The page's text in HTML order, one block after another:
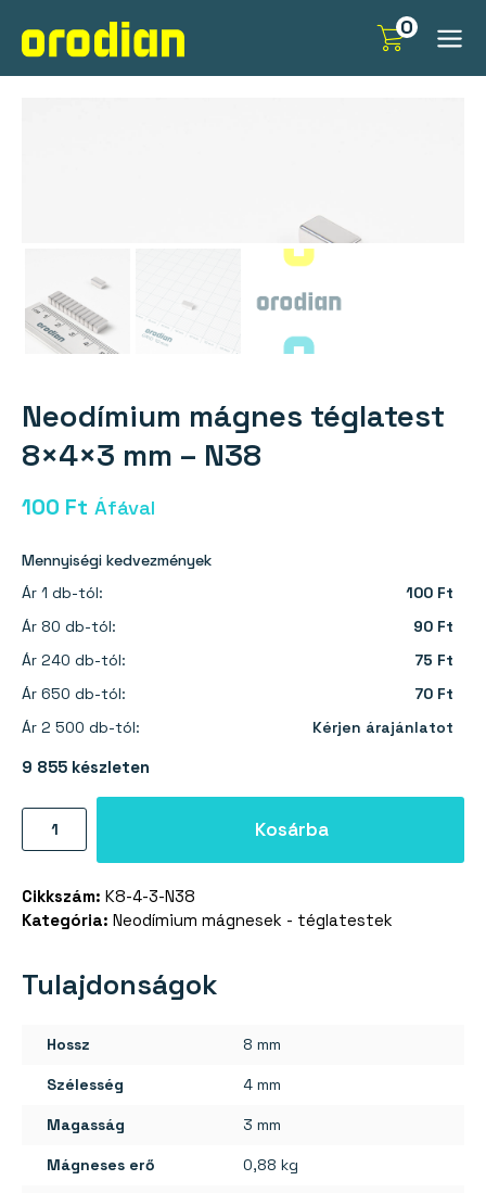
content
0
Neodímium mágnes téglatest
8×4×3 mm – N38
100 Ft Áfával
Mennyiségi kedvezmények
Ár 1 db-tól:
100 Ft
Ár 80 db-tól:
90 Ft
Ár 240 db-tól:
75 Ft
Ár 650 db-tól:
70 Ft
Ár 2 500 db-tól:
Kérjen árajánlatot
9 855 készleten
Neodímium
mágnes
8×4×3
mm
N38
mennyiség
Kosárba
Cikkszám: K8-4-3-N38
Kategória: Neodímium mágnesek - téglatestek
Tulajdonságok
Hossz 8 mm
Szélesség 4 mm
Magasság 3 mm
Mágneses erő 0,88 kg